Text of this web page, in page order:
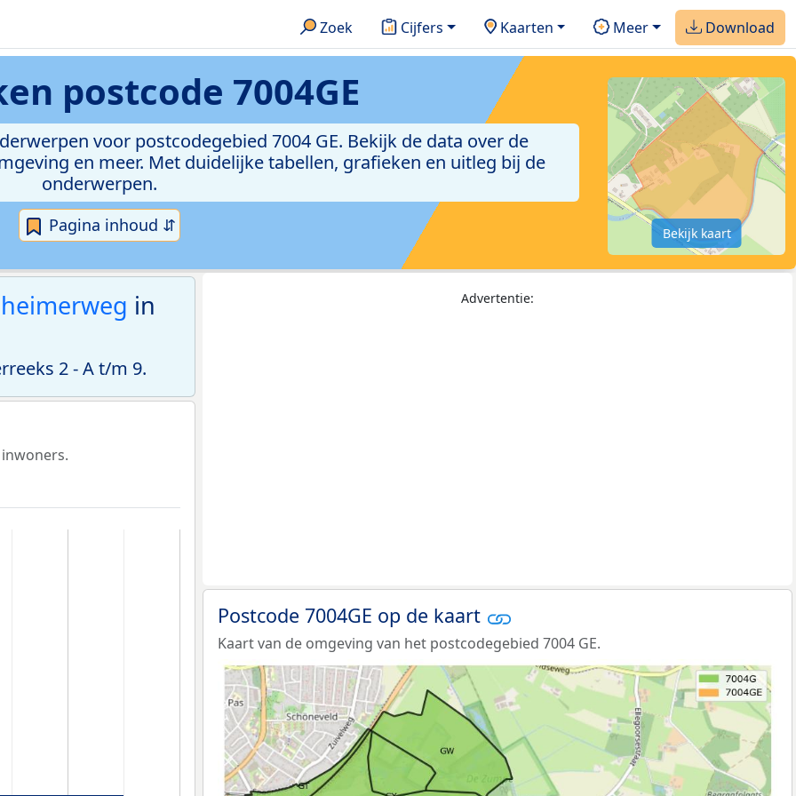
Zoek Cijfers Kaarten Meer Download
postcode 7004GE
voor postcodegebied 7004 GE. Bekijk de data over de
en meer. Met duidelijke tabellen, grafieken en uitleg bij de
onderwerpen.
Pagina inhoud ⇵ Bekijk kaart
in
2 - A t/m 9.
Advertentie:
Postcode 7004GE op de kaart
Kaart van de omgeving van het postcodegebied 7004 GE.